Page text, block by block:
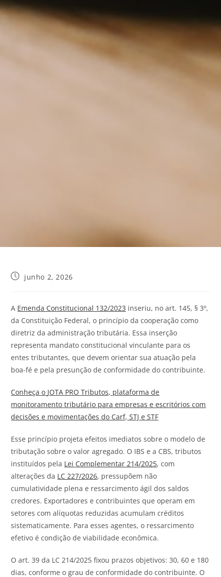
junho 2, 2026
A Emenda Constitucional 132/2023 inseriu, no art. 145, § 3º,
da Constituição Federal, o princípio da cooperação como
diretriz da administração tributária. Essa inserção
representa mandato constitucional vinculante para os
entes tributantes, que devem orientar sua atuação pela
boa-fé e pela presunção de conformidade do contribuinte.
Conheça o JOTA PRO Tributos, plataforma de
monitoramento tributário para empresas e escritórios com
decisões e movimentações do Carf, STJ e STF
Esse princípio projeta efeitos imediatos sobre o modelo de
tributação sobre o valor agregado. O IBS e a CBS, tributos
instituídos pela Lei Complementar 214/2025, com
alterações da LC 227/2026, pressupõem não
cumulatividade plena e ressarcimento ágil dos saldos
credores. Exportadores e contribuintes que operam em
setores com alíquotas reduzidas acumulam créditos
sistematicamente. Para esses agentes, o ressarcimento
efetivo é condição de viabilidade econômica.
O art. 39 da LC 214/2025 fixou prazos objetivos: 30, 60 e 180
dias, conforme o grau de conformidade do contribuinte. O